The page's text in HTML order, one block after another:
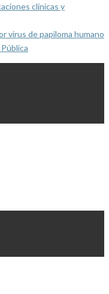
clínicas y
virus de papiloma humano